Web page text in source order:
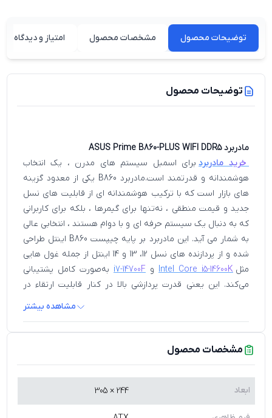
توضیحات محصول مشخصات محصول امتیاز و دیدگاه
توضیحات محصول
مادربرد ASUS Prime B860-PLUS WIFI DDR5
خرید مادربردبرای اسمبل سیستم‌ های مدرن ، یک انتخاب
هوشمندانه و قدرتمند است.مادربرد B860 یکی از معدود گزینه‌
های بازار است که با ترکیب هوشمندانه‌ ای از قابلیت‌ های نسل
جدید و قیمت منطقی ، نه‌تنها برای گیمرها ، بلکه برای کاربرانی
که به دنبال یک سیستم حرفه‌ ای و با دوام هستند ، انتخابی عالی
به شمار می‌ آید. این مادربرد بر پایه چیپست B860 اینتل طراحی
شده و از پردازنده‌ های نسل 12، 13 و 14 اینتل از جمله غول‌ هایی
مثل Intel Core i5-14600K و i7-14700F به‌صورت کامل پشتیبانی
می‌کند. این یعنی قدرت پردازشی بالا در کنار قابلیت ارتقاء در
DDR5 ، پشتیبانی از رم‌ های DDR5 تا فرکانس 7200 مگاهرتز است
که نسبت به رم DDR4 هم از نظر پهنای باند و هم مصرف انرژی
بهینه‌ تر هستند. در تست‌ های صورت گرفته توسط کاربران در
Trident Z5 RGB BLACK ظرفیت 64 گیگابایت و فرکانس 6000
مگاهرتز
و Elden Ring را به شکل محسوسی بهبود ببخشد. اگر به دنبال
مشاهده بیشتر
مشخصات محصول
ابعاد 244 × 305